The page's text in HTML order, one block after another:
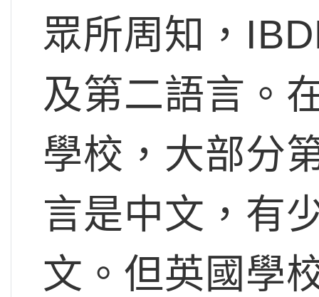
眾所周知，
及第二語言。
學校，大部分
言是中文，有
文。但英國學